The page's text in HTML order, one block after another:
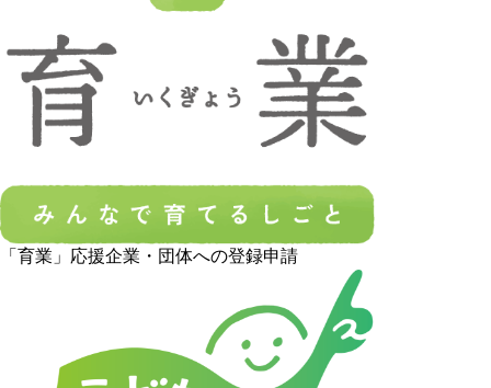
「育業」応援企業・団体への登録申請